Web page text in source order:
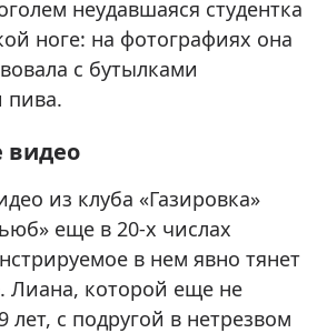
неудавшаяся студентка
ноге: на фотографиях она
с бутылками
пива.
видео
из клуба «Газировка»
еще в 20-х числах
в нем явно тянет
Лиана, которой еще не
лет, с подругой в нетрезвом